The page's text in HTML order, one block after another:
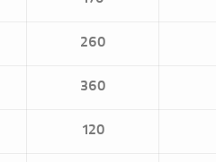
260
360
120